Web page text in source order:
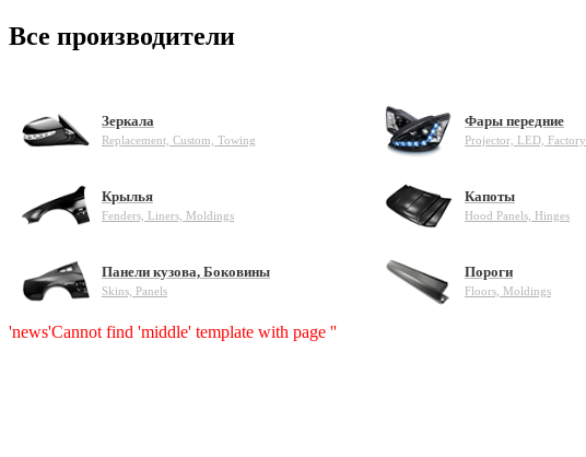
Все производители
Зеркала
Replacement, Custom, Towing
Фары передние
Projector, LED, Factory
Крылья
Fenders, Liners, Moldings
Капоты
Hood Panels, Hinges
Панели кузова, Боковины
Skins, Panels
Пороги
Floors, Moldings
'news'Cannot find 'middle' template with page ''